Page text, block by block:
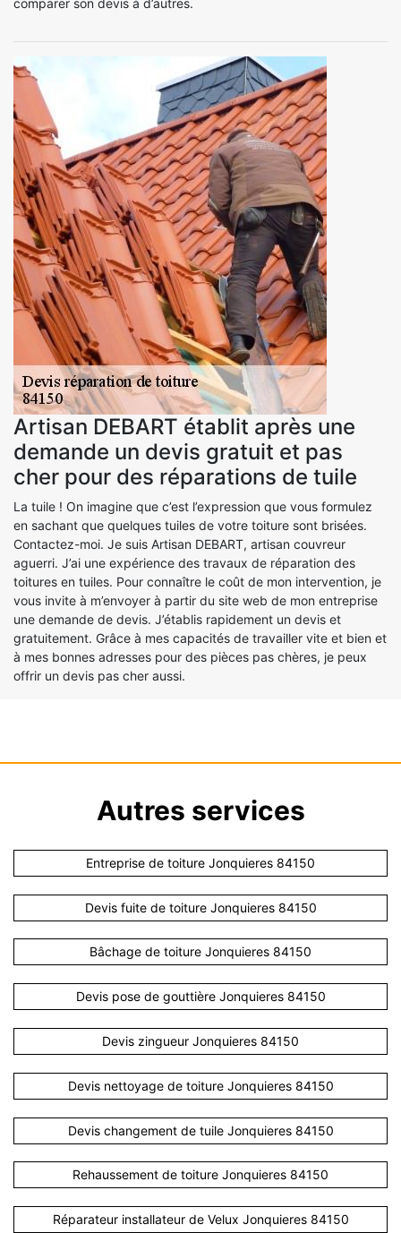
Artisan DEBART établit après une
demande un devis gratuit et pas
cher pour des réparations de tuile
La tuile ! On imagine que c’est l’expression que vous formulez
en sachant que quelques tuiles de votre toiture sont brisées.
Contactez-moi. Je suis Artisan DEBART, artisan couvreur
aguerri. J’ai une expérience des travaux de réparation des
toitures en tuiles. Pour connaître le coût de mon intervention, je
vous invite à m’envoyer à partir du site web de mon entreprise
une demande de devis. J’établis rapidement un devis et
gratuitement. Grâce à mes capacités de travailler vite et bien et
à mes bonnes adresses pour des pièces pas chères, je peux
offrir un devis pas cher aussi.
Autres services
Entreprise de toiture Jonquieres 84150
Devis fuite de toiture Jonquieres 84150
Bâchage de toiture Jonquieres 84150
Devis pose de gouttière Jonquieres 84150
Devis zingueur Jonquieres 84150
Devis nettoyage de toiture Jonquieres 84150
Devis changement de tuile Jonquieres 84150
Rehaussement de toiture Jonquieres 84150
Réparateur installateur de Velux Jonquieres 84150